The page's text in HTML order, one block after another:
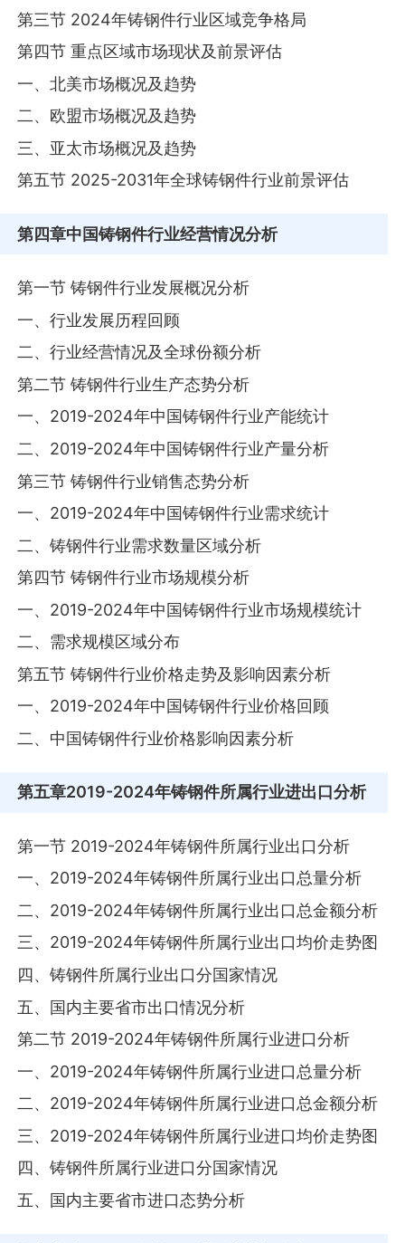
第三节 2024年铸钢件行业区域竞争格局
第四节 重点区域市场现状及前景评估
一、北美市场概况及趋势
二、欧盟市场概况及趋势
三、亚太市场概况及趋势
第五节 2025-2031年全球铸钢件行业前景评估
第四章中国铸钢件行业经营情况分析
第一节 铸钢件行业发展概况分析
一、行业发展历程回顾
二、行业经营情况及全球份额分析
第二节 铸钢件行业生产态势分析
一、2019-2024年中国铸钢件行业产能统计
二、2019-2024年中国铸钢件行业产量分析
第三节 铸钢件行业销售态势分析
一、2019-2024年中国铸钢件行业需求统计
二、铸钢件行业需求数量区域分析
第四节 铸钢件行业市场规模分析
一、2019-2024年中国铸钢件行业市场规模统计
二、需求规模区域分布
第五节 铸钢件行业价格走势及影响因素分析
一、2019-2024年中国铸钢件行业价格回顾
二、中国铸钢件行业价格影响因素分析
第五章2019-2024年铸钢件所属行业进出口分析
第一节 2019-2024年铸钢件所属行业出口分析
一、2019-2024年铸钢件所属行业出口总量分析
二、2019-2024年铸钢件所属行业出口总金额分析
三、2019-2024年铸钢件所属行业出口均价走势图
四、铸钢件所属行业出口分国家情况
五、国内主要省市出口情况分析
第二节 2019-2024年铸钢件所属行业进口分析
一、2019-2024年铸钢件所属行业进口总量分析
二、2019-2024年铸钢件所属行业进口总金额分析
三、2019-2024年铸钢件所属行业进口均价走势图
四、铸钢件所属行业进口分国家情况
五、国内主要省市进口态势分析